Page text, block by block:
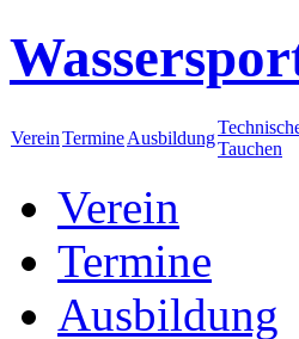
VereinTermineAusbildung
Tauchen
Verein
Termine
Ausbildung